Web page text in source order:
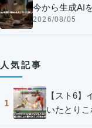
今から生成AI
2026/08/05
人気記事
1
【スト6】
いたとり